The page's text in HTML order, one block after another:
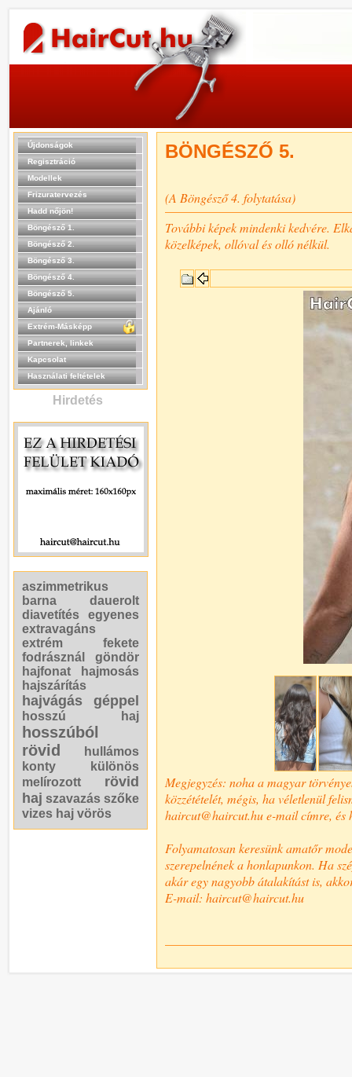
Újdonságok
Regisztráció
Modellek
Frizuratervezés
Hadd nőjön!
Böngésző 1.
Böngésző 2.
Böngésző 3.
Böngésző 4.
Böngésző 5.
Ajánló
Extrém-Másképp
Partnerek, linkek
Kapcsolat
Használati feltételek
Hirdetés
aszimmetrikus
barna
dauerolt
diavetítés
egyenes
extravagáns
extrém
fekete
fodrásznál
göndör
hajfonat
hajmosás
hajszárítás
hajvágás géppel
hosszú haj
hosszúból
rövid
hullámos
konty
különös
melírozott
rövid
haj szavazás szőke
vizes haj vörös
BÖNGÉSZŐ 5.
(A Böngésző 4. folytatása)
További képek mindenki kedvére.
közelképek, ollóval és olló nélkül.
Megjegyzés: noha a magyar
közzétételét, mégis, ha véletlenül
haircut@haircut.hu e-mail címre,
Folyamatosan keresünk amatőr
szerepelnének a honlapunkon. Ha
akár egy nagyobb átalakítást is,
E-mail: haircut@haircut.hu